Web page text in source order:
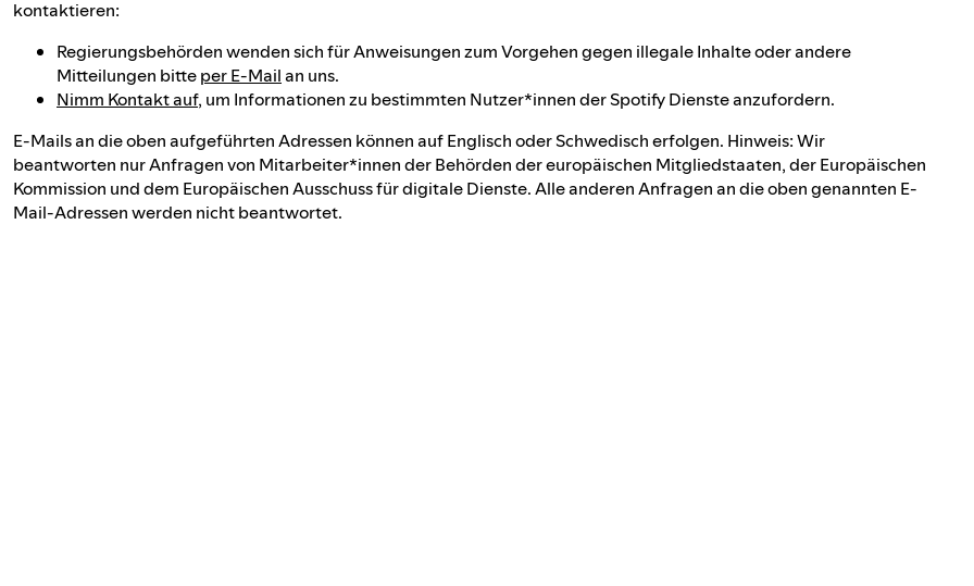
kontaktieren:
Regierungsbehörden wenden sich für Anweisungen zum Vorgehen gegen illegale Inhalte oder andere
Mitteilungen bitteper E-Mailan uns.
Nimm Kontakt auf, um Informationen zu bestimmten Nutzer*innen der Spotify Dienste anzufordern.
E-Mails an die oben aufgeführten Adressen können auf Englisch oder Schwedisch erfolgen. Hinweis: Wir
beantworten nur Anfragen von Mitarbeiter*innen der Behörden der europäischen Mitgliedstaaten, der Europäischen
Kommission und dem Europäischen Ausschuss für digitale Dienste. Alle anderen Anfragen an die oben genannten E-
Mail-Adressen werden nicht beantwortet.